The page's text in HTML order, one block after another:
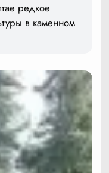
редкое
в каменном